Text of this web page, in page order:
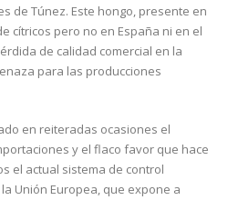
de Túnez. Este hongo, presente en
cítricos pero no en España ni en el
de calidad comercial en la
para las producciones
en reiteradas ocasiones el
y el flaco favor que hace
el actual sistema de control
Unión Europea, que expone a